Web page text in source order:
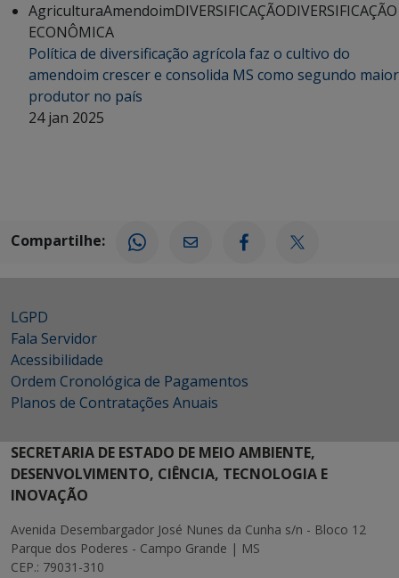
AgriculturaAmendoimDIVERSIFICAÇÃODIVERSIFICAÇÃO
ECONÔMICA
Política de diversificação agrícola faz o cultivo do
amendoim crescer e consolida MS como segundo maior
produtor no país
24 jan 2025
Compartilhe:
LGPD
Fala Servidor
Acessibilidade
Ordem Cronológica de Pagamentos
Planos de Contratações Anuais
SECRETARIA DE ESTADO DE MEIO AMBIENTE,
DESENVOLVIMENTO, CIÊNCIA, TECNOLOGIA E
INOVAÇÃO
Avenida Desembargador José Nunes da Cunha s/n - Bloco 12
Parque dos Poderes - Campo Grande | MS
CEP.: 79031-310